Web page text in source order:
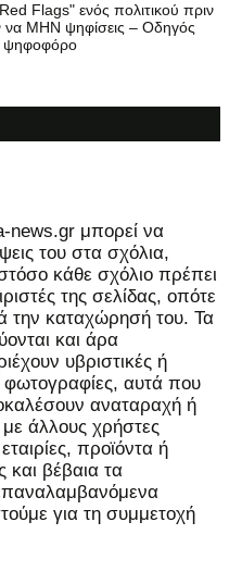
Flags" ενός πολιτικού πριν
να ΜΗΝ ψηφίσεις – Οδηγός
ψηφοφόρο
news.gr μπορεί να
του στα σχόλια,
κάθε σχόλιο πρέπει
της σελίδας, οπότε
την καταχώρησή του. Τα
και άρα
υβριστικές ή
φωτογραφίες, αυτά που
αναταραχή ή
άλλους χρήστες
προϊόντα ή
και βέβαια τα
για τη συμμετοχή